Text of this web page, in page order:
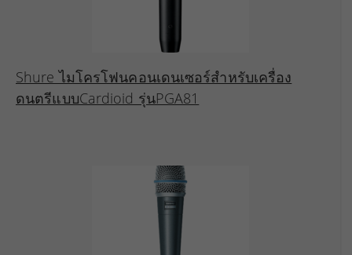
Shure ไมโครโฟนคอนเดนเซอร์สำหรับเครื่อง
ดนตรีแบบCardioid รุ่นPGA81